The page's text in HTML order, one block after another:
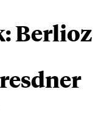
Berlioz